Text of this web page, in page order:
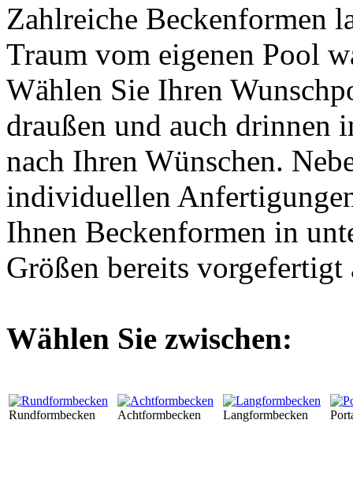
Zahlreiche Beckenformen
Traum vom eigenen Pool
Wählen Sie Ihren
draußen und auch drinnen
nach Ihren Wünschen.
individuellen
Ihnen Beckenformen in
Größen bereits vorgefertigt
Wählen Sie zwischen:
Rundformbecken Achtformbecken Langformbecken